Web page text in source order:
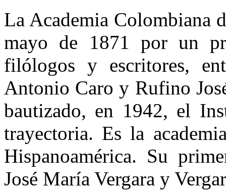
La Academia Colombiana
mayo de 1871 por un
filólogos y escritores,
Antonio Caro y Rufino
bautizado, en 1942, el
trayectoria. Es la
Hispanoamérica. Su
José María Vergara y